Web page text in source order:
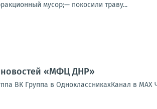
мусор;— покосили траву...
новостей «МФЦ ДНР»
ВК Группа в ОдноклассникахКанал в